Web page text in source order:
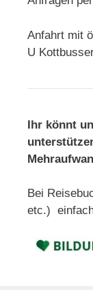
Anfahrt mit
U
Ihr könnt
Bei
etc.)